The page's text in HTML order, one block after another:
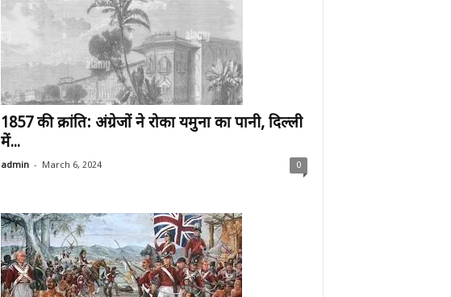
1857 की क्रांति: अंग्रेजों ने रोका यमुना का पानी, दिल्ली
में...
admin - March 6, 2024 0